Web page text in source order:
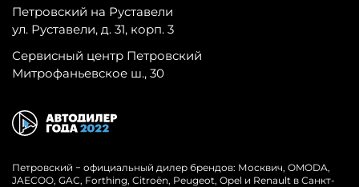
Петровский на Руставели
ул. Руставели, д. 31, корп. 3
Сервисный центр Петровский
Митрофаньевское ш., 30
Петровский − официальный дилер брендов: Москвич, OMODA,
JAECOO, GAC, Forthing, Citroёn, Peugeot, Opel и Renault в Санкт-